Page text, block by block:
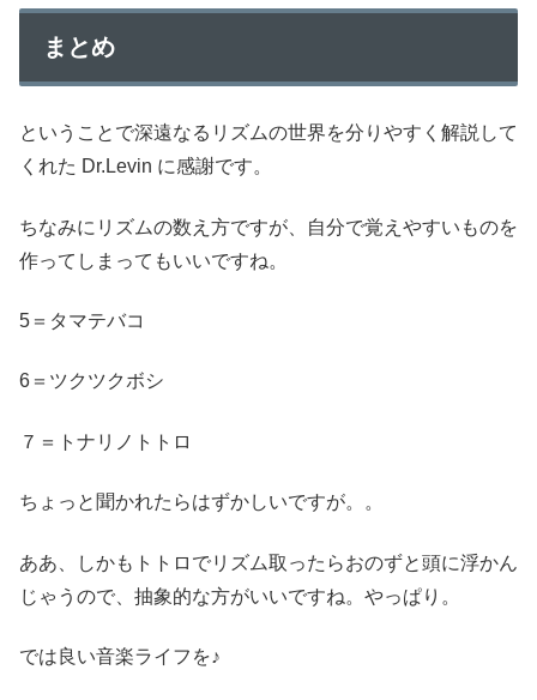
まとめ
ということで深遠なるリズムの世界を分りやすく解説して
くれた Dr.Levin に感謝です。
ちなみにリズムの数え方ですが、自分で覚えやすいものを
作ってしまってもいいですね。
5＝タマテバコ
6＝ツクツクボシ
７＝トナリノトトロ
ちょっと聞かれたらはずかしいですが。。
ああ、しかもトトロでリズム取ったらおのずと頭に浮かん
じゃうので、抽象的な方がいいですね。やっぱり。
では良い音楽ライフを♪